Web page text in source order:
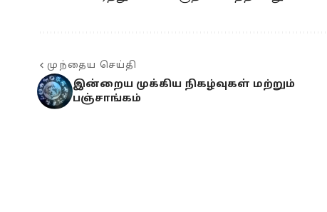
முந்தைய செய்தி
இன்றைய முக்கிய நிகழ்வுகள் மற்றும்
பஞ்சாங்கம்